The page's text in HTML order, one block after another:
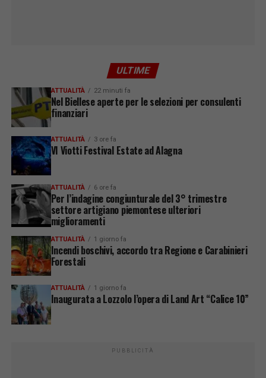
ULTIME
ATTUALITÀ 22 minuti fa
Nel Biellese aperte per le selezioni per consulenti
finanziari
ATTUALITÀ 3 ore fa
VI Viotti Festival Estate ad Alagna
ATTUALITÀ 6 ore fa
Per l’indagine congiunturale del 3° trimestre
settore artigiano piemontese ulteriori
miglioramenti
ATTUALITÀ 1 giorno fa
Incendi boschivi, accordo tra Regione e Carabinieri
Forestali
ATTUALITÀ 1 giorno fa
Inaugurata a Lozzolo l’opera di Land Art “Calice 10”
PUBBLICITÀ